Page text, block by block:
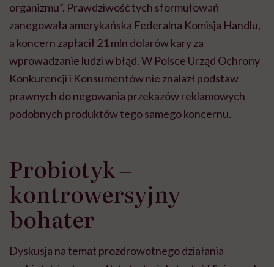
organizmu”. Prawdziwość tych sformułowań
zanegowała amerykańska Federalna Komisja Handlu,
a koncern zapłacił 21 mln dolarów kary za
wprowadzanie ludzi w błąd. W Polsce Urząd Ochrony
Konkurencji i Konsumentów nie znalazł podstaw
prawnych do negowania przekazów reklamowych
podobnych produktów tego samego koncernu.
Probiotyk ‒
kontrowersyjny
bohater
Dyskusja na temat prozdrowotnego działania